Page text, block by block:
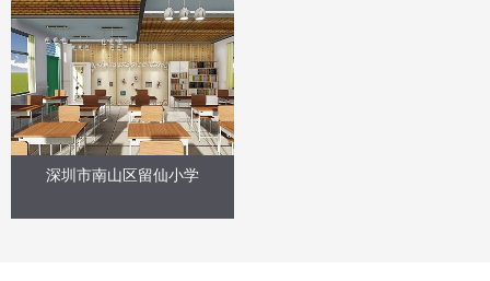
深圳市南山区留仙小学